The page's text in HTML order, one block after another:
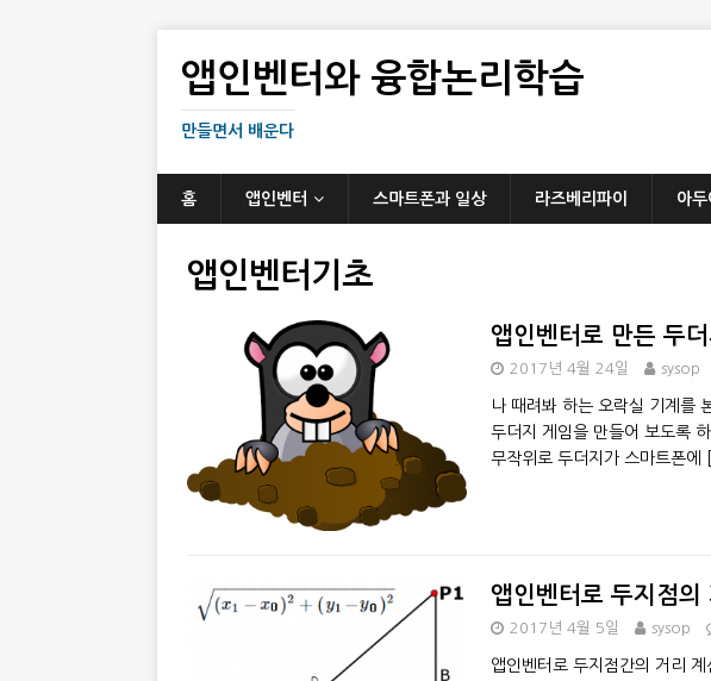
앱인벤터와 융합논리학습
만들면서 배운다
홈 앱인벤터 스마트폰과 일상 라즈베리파이 아두
앱인벤터기초
앱인벤터로 만든 두
2017년 4월 24일 sysop
나 때려봐 하는 오락실 기계를
두더지 게임을 만들어 보도록
무작위로 두더지가 스마트폰에
앱인벤터로 두지점의
2017년 4월 5일 sysop
앱인벤터로 두지점간의 거리